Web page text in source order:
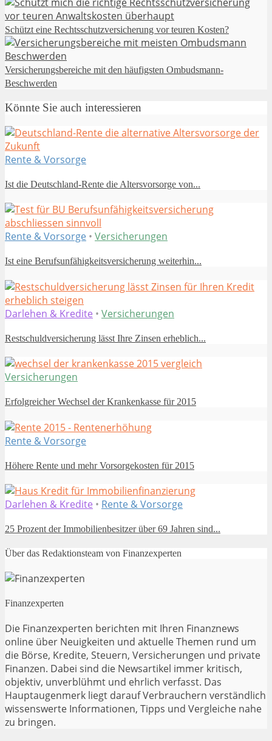
Schützt eine Rechtsschutzversicherung vor teuren Kosten?
Versicherungsbereiche mit den häufigsten Ombudsmann-
Beschwerden
Könnte Sie auch interessieren
Rente & Vorsorge
Ist die Deutschland-Rente die Altersvorsorge von...
Rente & Vorsorge • Versicherungen
Ist eine Berufsunfähigkeitsversicherung weiterhin...
Darlehen & Kredite • Versicherungen
Restschuldversicherung lässt Ihre Zinsen erheblich...
Versicherungen
Erfolgreicher Wechsel der Krankenkasse für 2015
Rente & Vorsorge
Höhere Rente und mehr Vorsorgekosten für 2015
Darlehen & Kredite • Rente & Vorsorge
25 Prozent der Immobilienbesitzer über 69 Jahren sind...
Über das Redaktionsteam von Finanzexperten
Finanzexperten
Die Finanzexperten berichten mit Ihren Finanznews
online über Neuigkeiten und aktuelle Themen rund um
die Börse, Kredite, Steuern, Versicherungen und private
Finanzen. Dabei sind die Newsartikel immer kritisch,
objektiv, unverblühmt und ehrlich verfasst. Das
Hauptaugenmerk liegt darauf Verbrauchern verständlich
wissenswerte Informationen, Tipps und Vergleiche nahe
zu bringen.